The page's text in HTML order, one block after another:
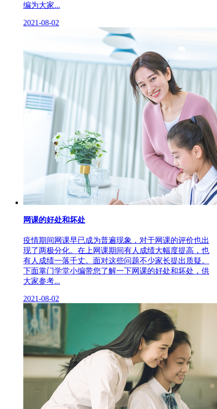
编为大家...
2021-08-02
网课的好处和坏处
疫情期间网课早已成为普遍现象，对于网课的评价也出
现了两极分化。在上网课期间有人成绩大幅度提高，也
有人成绩一落千丈。面对这些问题不少家长提出质疑。
下面掌门学堂小编带您了解一下网课的好处和坏处，供
大家参考...
2021-08-02